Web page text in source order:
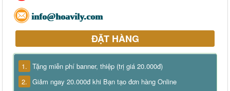
info@hoavily.com
ĐẶT HÀNG
1. Tặng miễn phí banner, thiệp (trị giá 20.000đ)
2. Giảm ngay 20.000đ khi Bạn tạo đơn hàng Online